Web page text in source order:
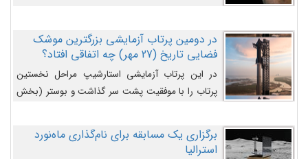
در دومین پرتاب آزمایشی بزرگترین موشک
فضایی تاریخ (27 مهر‌) چه اتفاقی افتاد؟
در این پرتاب آزمایشی استارشیپ مراحل نخستین
پرتاب را با موفقیت پشت سر گذاشت و بوستر (بخش
را وارد مسیر از پیش تعیین‌شده کند و سپس با یک
مکانیزم جدید با موفقیت از آن جدا شود. ‌
برگزاری یک مسابقه برای نام‌گذاری ماه‌نورد
استرالیا